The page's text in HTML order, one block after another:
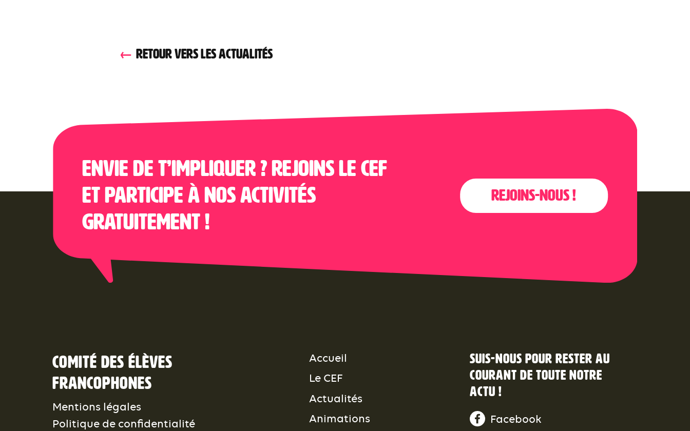
RETOUR VERS LES ACTUALITÉS
Envie de t’impliquer ? Rejoins le CEF
et participe à nos activités
gratuitement !
Rejoins-nous !
Comité des élèves
francophones
Mentions légales
Politique de confidentialité
Accueil
Le CEF
Actualités
Animations
Suis-nous pour rester au
courant de toute notre
actu !
Facebook